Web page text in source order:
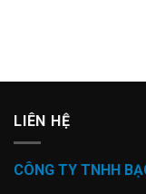
LIÊN HỆ
CÔNG TY TNHH